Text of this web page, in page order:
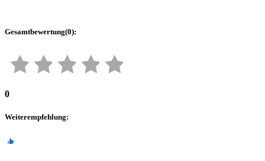
Gesamtbewertung(0):
0
Weiterempfehlung: